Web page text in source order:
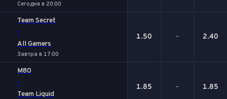
Сегодня в 20:00
Team Secret
-
All Gamers
Завтра в 17:00
1.50 - 2.40
M80
-
Team Liquid
1.85 - 1.85